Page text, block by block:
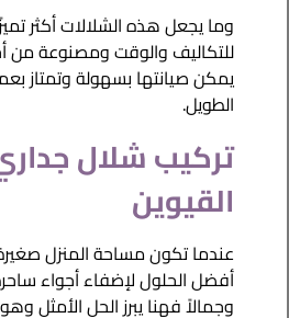
وما يجعل هذه الشلالات أكثر
للتكاليف والوقت ومصنوعة من
يمكن صيانتها بسهولة وتمتاز
الطويل.
تركيب شلال
القيوين
عندما تكون مساحة المنزل
أفضل الحلول لإضفاء أجواء
وجمالاً فهنا يبرز الحل الأمثل